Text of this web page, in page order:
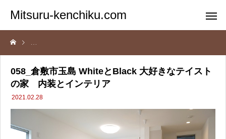
Mitsuru-kenchiku.com
058_倉敷市玉島 WhiteとBlack 大好きなテイストの家 内装とインテリ
058_倉敷市玉島 WhiteとBlack 大好きなテイスト
の家 内装とインテリア
2021.02.28